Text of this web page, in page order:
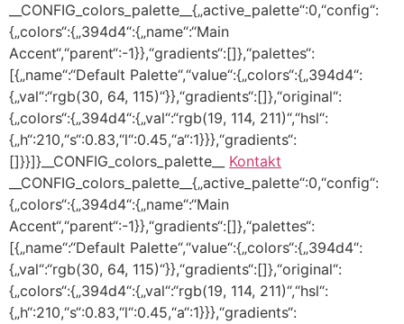
__CONFIG_colors_palette__{„active_palette“:0,“config“:
{„colors“:{„394d4“:{„name“:“Main
Accent“,“parent“:-1}},“gradients“:[]},“palettes“:
[{„name“:“Default Palette“,“value“:{„colors“:{„394d4“:
{„val“:“rgb(30, 64, 115)“}},“gradients“:[]},“original“:
{„colors“:{„394d4“:{„val“:“rgb(19, 114, 211)“,“hsl“:
{„h“:210,“s“:0.83,“l“:0.45,“a“:1}}},“gradients“:
[]}}]}__CONFIG_colors_palette__ Kontakt
__CONFIG_colors_palette__{„active_palette“:0,“config“:
{„colors“:{„394d4“:{„name“:“Main
Accent“,“parent“:-1}},“gradients“:[]},“palettes“:
[{„name“:“Default Palette“,“value“:{„colors“:{„394d4“:
{„val“:“rgb(30, 64, 115)“}},“gradients“:[]},“original“:
{„colors“:{„394d4“:{„val“:“rgb(19, 114, 211)“,“hsl“:
{„h“:210,“s“:0.83,“l“:0.45,“a“:1}}},“gradients“: